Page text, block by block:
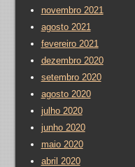
novembro 2021
agosto 2021
fevereiro 2021
dezembro 2020
setembro 2020
agosto 2020
julho 2020
junho 2020
maio 2020
abril 2020